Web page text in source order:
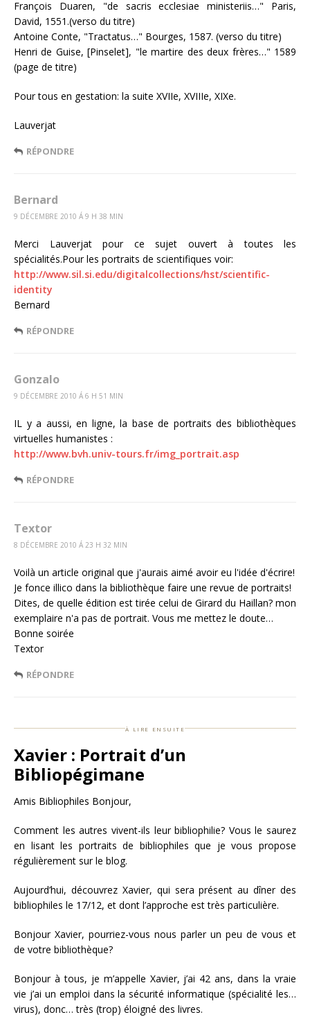
François Duaren, "de sacris ecclesiae ministeriis…" Paris,
David, 1551.(verso du titre)
Antoine Conte, "Tractatus…" Bourges, 1587. (verso du titre)
Henri de Guise, [Pinselet], "le martire des deux frères…" 1589
(page de titre)
Pour tous en gestation: la suite XVIIe, XVIIIe, XIXe.
Lauverjat
RÉPONDRE
Bernard
9 DÉCEMBRE 2010 Á 9 H 38 MIN
Merci Lauverjat pour ce sujet ouvert à toutes les
spécialités.Pour les portraits de scientifiques voir:
http://www.sil.si.edu/digitalcollections/hst/scientific-
identity
Bernard
RÉPONDRE
Gonzalo
9 DÉCEMBRE 2010 Á 6 H 51 MIN
IL y a aussi, en ligne, la base de portraits des bibliothèques
virtuelles humanistes :
http://www.bvh.univ-tours.fr/img_portrait.asp
RÉPONDRE
Textor
8 DÉCEMBRE 2010 Á 23 H 32 MIN
Voilà un article original que j'aurais aimé avoir eu l'idée d'écrire!
Je fonce illico dans la bibliothèque faire une revue de portraits!
Dites, de quelle édition est tirée celui de Girard du Haillan? mon
exemplaire n'a pas de portrait. Vous me mettez le doute…
Bonne soirée
Textor
RÉPONDRE
à lire ensuite
Xavier : Portrait d’un
Bibliopégimane
Amis Bibliophiles Bonjour,
Comment les autres vivent-ils leur bibliophilie? Vous le saurez
en lisant les portraits de bibliophiles que je vous propose
régulièrement sur le blog.
Aujourd’hui, découvrez Xavier, qui sera présent au dîner des
bibliophiles le 17/12, et dont l’approche est très particulière.
Bonjour Xavier, pourriez-vous nous parler un peu de vous et
de votre bibliothèque?
Bonjour à tous, je m’appelle Xavier, j’ai 42 ans, dans la vraie
vie j’ai un emploi dans la sécurité informatique (spécialité les…
virus), donc… très (trop) éloigné des livres.